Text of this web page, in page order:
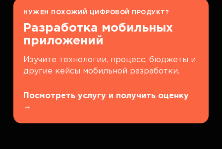
НУЖЕН ПОХОЖИЙ ЦИФРОВОЙ ПРОДУКТ?
Разработка мобильных
приложений
Изучите технологии, процесс, бюджеты и
другие кейсы мобильной разработки.
Посмотреть услугу и получить оценку
→